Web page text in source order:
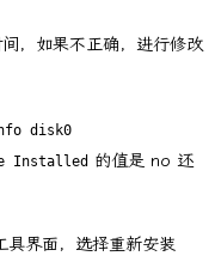
，如果不正确，进行修改
disk0
Installed 的值是 no 还
界面，选择重新安装